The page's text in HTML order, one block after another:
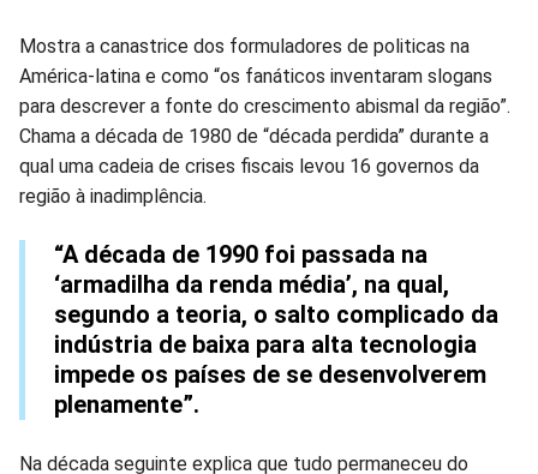
Mostra a canastrice dos formuladores de politicas na
América-latina e como “os fanáticos inventaram slogans
para descrever a fonte do crescimento abismal da região”.
Chama a década de 1980 de “década perdida” durante a
qual uma cadeia de crises fiscais levou 16 governos da
região à inadimplência.
“A década de 1990 foi passada na
‘armadilha da renda média’, na qual,
segundo a teoria, o salto complicado da
indústria de baixa para alta tecnologia
impede os países de se desenvolverem
plenamente”.
Na década seguinte explica que tudo permaneceu do